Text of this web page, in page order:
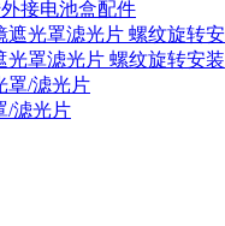
接电池盒配件
光罩滤光片 螺纹旋转安装
/滤光片